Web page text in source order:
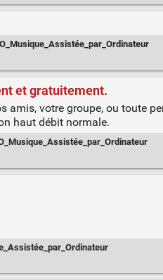
et gratuitement.
votre groupe, ou toute
haut débit normale.